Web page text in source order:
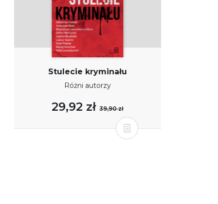
Stulecie kryminału
Różni autorzy
29,92 zł39,90 zł